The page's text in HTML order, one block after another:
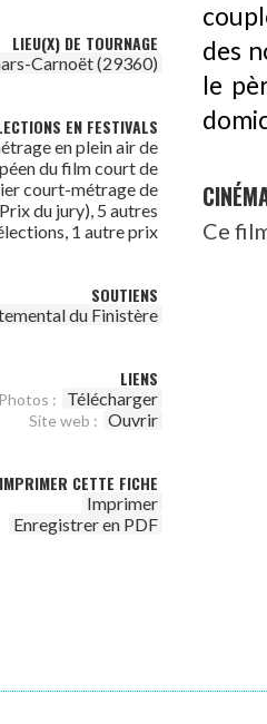
LIEU(X) DE TOURNAGE
Carnoët (29360)
EN FESTIVALS
en plein air de
du film court de
court-métrage de
du jury), 5 autres
1 autre prix
SOUTIENS
du Finistère
LIENS
Photos : Télécharger
Site web : Ouvrir
IMPRIMER CETTE FICHE
Imprimer
Enregistrer en PDF
des
le
Ce